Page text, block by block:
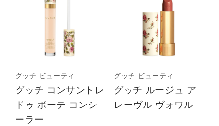
グッチ ビューティ
グッチ コンサントレ
ドゥ ボーテ コンシ
ーラー
グッチ ビューティ
グッチ ルージュ ア
レーヴル ヴォワル